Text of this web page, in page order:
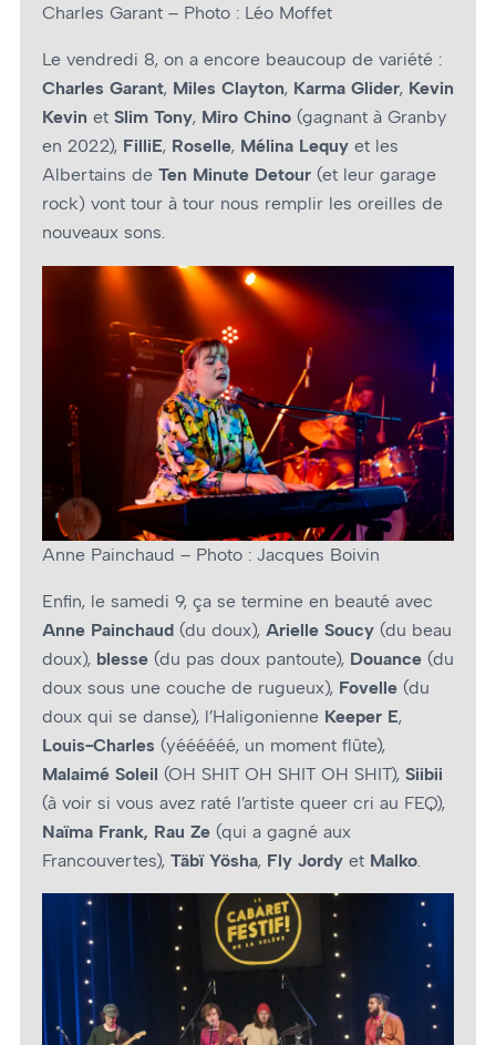
Charles Garant – Photo : Léo Moffet
Le vendredi 8, on a encore beaucoup de variété :
Charles Garant, Miles Clayton, Karma Glider, Kevin
Kevin et Slim Tony, Miro Chino (gagnant à Granby
en 2022), FilliE, Roselle, Mélina Lequy et les
Albertains de Ten Minute Detour (et leur garage
rock) vont tour à tour nous remplir les oreilles de
nouveaux sons.
Anne Painchaud – Photo : Jacques Boivin
Enfin, le samedi 9, ça se termine en beauté avec
Anne Painchaud (du doux), Arielle Soucy (du beau
doux), blesse (du pas doux pantoute), Douance (du
doux sous une couche de rugueux), Fovelle (du
doux qui se danse), l’Haligonienne Keeper E,
Louis-Charles (yéééééé, un moment flûte),
Malaimé Soleil (OH SHIT OH SHIT OH SHIT), Siibii
(à voir si vous avez raté l’artiste queer cri au FEQ),
Naïma Frank, Rau Ze (qui a gagné aux
Francouvertes), Täbï Yösha, Fly Jordy et Malko